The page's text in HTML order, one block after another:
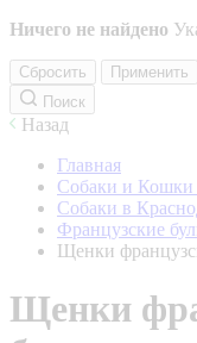
Ничего не найдено
Сбросить
Применить
Поиск
Назад
Главная
Собаки и Кошки
Собаки в
Французские
Щенки
Щенки